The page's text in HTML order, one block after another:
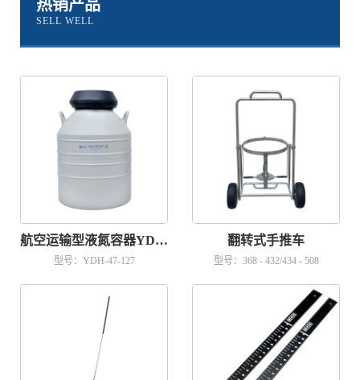
热销产品
SELL WELL
航空运输型液氮容器YDH-47-127
型号：YDH-47-127
翻转式手推车
型号：368 - 432/434 - 508